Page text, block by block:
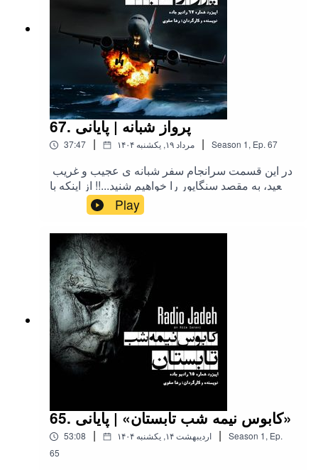
67. پرواز شبانه | پایانی
37:47 | ۱۴۰۴ مرداد ۱۹, یکشنبه | Season 1, Ep. 67
سعید، به مقصد سنگاپور را خواهیم شنید...!! از اینکه با
لایک و کامنت این اپیزود باعث بیشتر شنیده شدن
رادیوی خودتون میشید، از شما سپاسگزاریم. لطفا
برای اطلاع از اخبار و انتشار اپیزودهای جدید، صفحه ی
Play
65. کابوس نیمه شب تابستان» | پایانی»
53:08 | ۱۴۰۴ اردیبهشت ۱۴, یکشنبه | Season 1, Ep.
65